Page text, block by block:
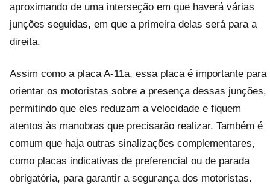
aproximando de uma interseção em que haverá várias
junções seguidas, em que a primeira delas será para a
direita.
Assim como a placa A-11a, essa placa é importante para
orientar os motoristas sobre a presença dessas junções,
permitindo que eles reduzam a velocidade e fiquem
atentos às manobras que precisarão realizar. Também é
comum que haja outras sinalizações complementares,
como placas indicativas de preferencial ou de parada
obrigatória, para garantir a segurança dos motoristas.